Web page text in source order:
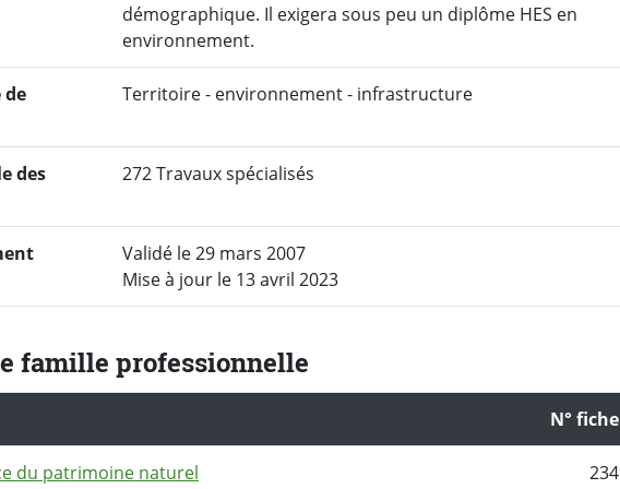
démographique. Il exigera sous peu un diplôme HES en
environnement.
de
Territoire - environnement - infrastructure
des
272 Travaux spécialisés
Validé le 29 mars 2007
Mise à jour le 13 avril 2023
famille professionnelle
N° fiche
du patrimoine naturel 234